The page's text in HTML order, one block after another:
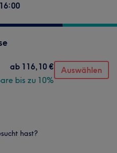
ab 116,10 €
bis zu 10%
Auswählen
hast?